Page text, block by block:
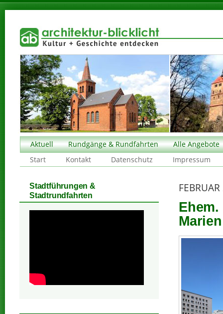
Aktuell Rundgänge & Rundfahrten
Alle Angebote
Start
Kontakt Datenschutz Impressum
Stadtführungen &
Stadtrundfahrten